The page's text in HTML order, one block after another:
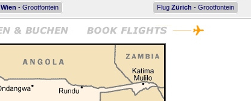
Wien - Grootfontein Flug Zürich - Grootfontein